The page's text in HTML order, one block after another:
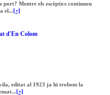
Mentre els escèptics continuen
el...[+]
d'En Colom
editat al 1923 ja hi trobem la
[+]